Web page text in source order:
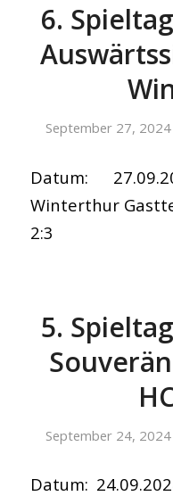
6.
September 27, 2024
Datum:
Winterthur
2:3
5.
September 24, 2024
Datum: